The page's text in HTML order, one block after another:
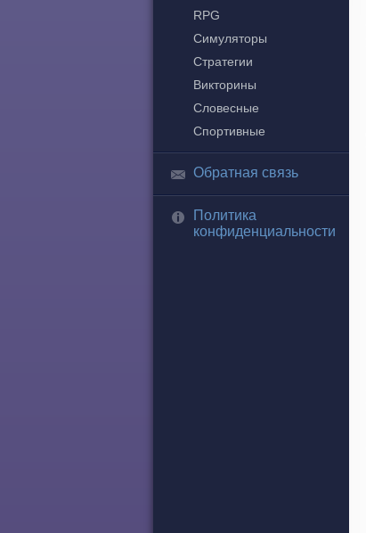
RPG
Симуляторы
Стратегии
Викторины
Словесные
Спортивные
Обратная связь
Политика
конфиденциальности